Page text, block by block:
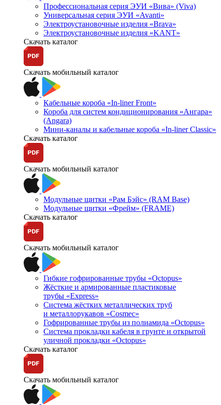
Профессиональная серия ЭУИ «Вива» (Viva)
Универсальная серия ЭУИ «Avanti»
Электроустановочные изделия «Brava»
Электроустановочные изделия «KANT»
Скачать каталог
Скачать мобильный каталог
Кабельные короба «In-liner Front»
Короба для систем кондиционирования «Ангара»
(Angara)
Мини-каналы и кабельные короба «In-liner Classic»
Скачать каталог
Скачать мобильный каталог
Модульные щитки «Рам Бэйс» (RAM Base)
Модульные щитки «Фрейм» (FRAME)
Скачать каталог
Скачать мобильный каталог
Гибкие гофрированные трубы «Octopus»
Жёсткие и армированные пластиковые
трубы «Express»
Система жёстких металлических труб
и металлорукавов «Cosmec»
Гофрированные трубы из полиамида «Octopus»
Система прокладки кабеля в грунте и открытой
уличной прокладки «Octopus»
Скачать каталог
Скачать мобильный каталог